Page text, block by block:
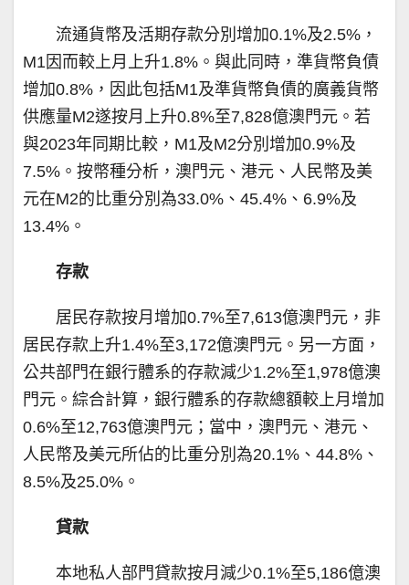
流通貨幣及活期存款分別增加0.1%及2.5%，
M1因而較上月上升1.8%。與此同時，準貨幣負債
增加0.8%，因此包括M1及準貨幣負債的廣義貨幣
供應量M2遂按月上升0.8%至7,828億澳門元。若
與2023年同期比較，M1及M2分別增加0.9%及
7.5%。按幣種分析，澳門元、港元、人民幣及美
元在M2的比重分別為33.0%、45.4%、6.9%及
13.4%。
存款
居民存款按月增加0.7%至7,613億澳門元，非
居民存款上升1.4%至3,172億澳門元。另一方面，
公共部門在銀行體系的存款減少1.2%至1,978億澳
門元。綜合計算，銀行體系的存款總額較上月增加
0.6%至12,763億澳門元；當中，澳門元、港元、
人民幣及美元所佔的比重分別為20.1%、44.8%、
8.5%及25.0%。
貸款
本地私人部門貸款按月減少0.1%至5,186億澳